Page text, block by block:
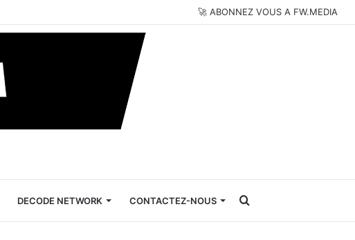
🚀 ABONNEZ VOUS A FW.MEDIA
DECODE NETWORK CONTACTEZ-NOUS Rechercher